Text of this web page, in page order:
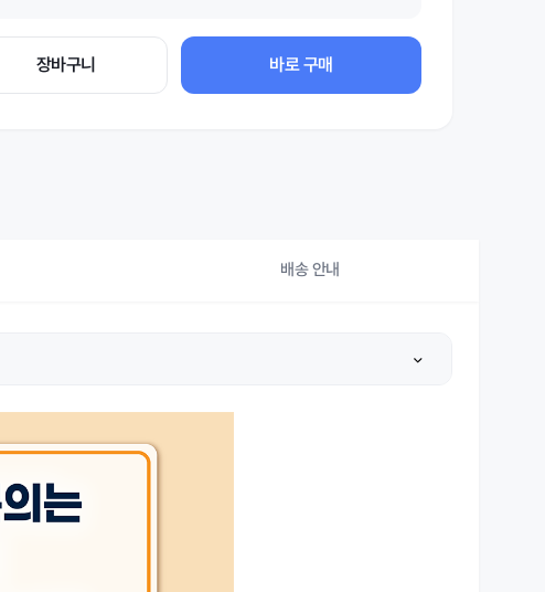
장바구니 바로 구매
배송 안내
상품 상세설명 참조
상품 상세설명 참조